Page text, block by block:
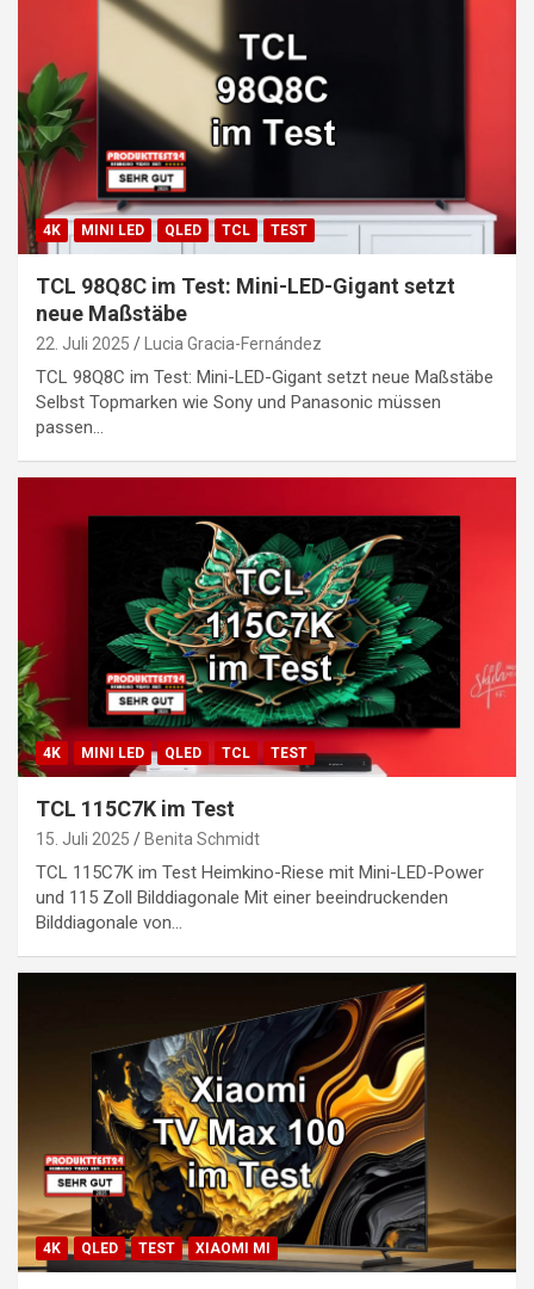
4K MINI LED QLED TCL TEST
TCL 98Q8C im Test: Mini-LED-Gigant setzt
neue Maßstäbe
22. Juli 2025 Lucia Gracia-Fernández
TCL 98Q8C im Test: Mini-LED-Gigant setzt neue Maßstäbe
Selbst Topmarken wie Sony und Panasonic müssen
passen…
4K MINI LED QLED TCL TEST
TCL 115C7K im Test
15. Juli 2025 Benita Schmidt
TCL 115C7K im Test Heimkino-Riese mit Mini-LED-Power
und 115 Zoll Bilddiagonale Mit einer beeindruckenden
Bilddiagonale von…
4K QLED TEST XIAOMI MI